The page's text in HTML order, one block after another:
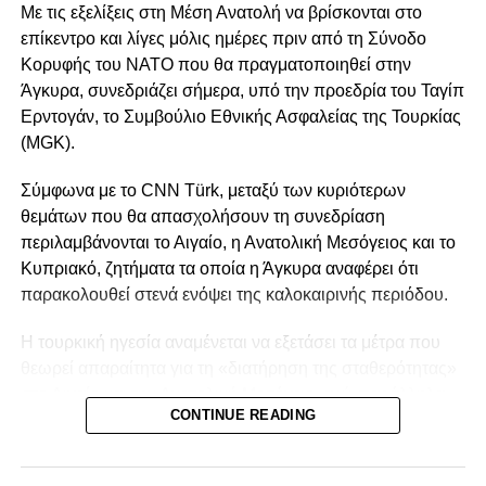
Κατά τη διάρκεια της συνεδρίασης:
Το Συμβούλιο ενημερώθηκε για τις επιχειρήσεις
και τις δραστηριότητες που διεξάγονται με
κάθε είδους απειλές και κινδύνους για την
εθνική ενότητα, την αλληλεγγύη και την
ασφάλεια της χώρας, συμπεριλαμβανομένων
των τρομοκρατικών οργανώσεων PKK/KCK-
PYD/YPG, FETO και DAESH, καθώς και για τις
μιας περιοχής απαλλαγμένης από την
καθοριστικός για το μέλλον της χώρας και της
Με τις εξελίξεις στη Μέση Ανατολή να βρίσκονται στο
επίκεντρο και λίγες μόλις ημέρες πριν από τη Σύνοδο
Κορυφής του ΝΑΤΟ που θα πραγματοποιηθεί στην
Άγκυρα, συνεδριάζει σήμερα, υπό την προεδρία του Ταγίπ
Ερντογάν, το Συμβούλιο Εθνικής Ασφαλείας της Τουρκίας
(MGK).
Σύμφωνα με το CNN Türk, μεταξύ των κυριότερων
θεμάτων που θα απασχολήσουν τη συνεδρίαση
περιλαμβάνονται το Αιγαίο, η Ανατολική Μεσόγειος και το
Κυπριακό, ζητήματα τα οποία η Άγκυρα αναφέρει ότι
παρακολουθεί στενά ενόψει της καλοκαιρινής περιόδου.
Η τουρκική ηγεσία αναμένεται να εξετάσει τα μέτρα που
στο Αιγαίο και την Ανατολική Μεσόγειο, ενώ παράλληλα
θα αξιολογηθούν και οι τελευταίες εξελίξεις γύρω από το
CONTINUE READING